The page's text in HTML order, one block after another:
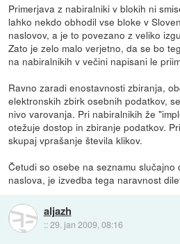
Primerjava z nabiralniki v blokih ni
lahko nekdo obhodil vse bloke v
naslovov, a je to povezano z veliko
Zato je zelo malo verjetno, da se bo
na nabiralnikih v večini napisani le
Ravno zaradi enostavnosti zbiranja,
elektronskih zbirk osebnih podatkov,
nivo varovanja. Pri nabiralnikih že
otežuje dostop in zbiranje podatkov.
skupaj vprašanje števila klikov.
Četudi so osebe na seznamu slučajno
naslova, je izvedba tega naravnost
aljazh
::29. jan 2009, 08:16